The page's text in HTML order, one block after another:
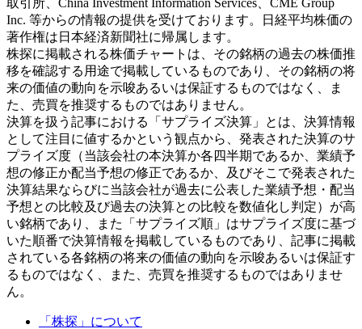
取引所、China Investment Information Services、CME Group
Inc. 等からの情報の提供を受けております。日経平均株価の
著作権は日本経済新聞社に帰属します。
株探に掲載される株価チャートは、その銘柄の過去の株価推
移を確認する用途で掲載しているものであり、その銘柄の将
来の価値の動向を示唆あるいは保証するものではなく、ま
た、売買を推奨するものではありません。
決算を扱う記事における「サプライズ決算」とは、決算情報
として注目に値するかという観点から、発表された決算のサ
プライズ度（当該会社の本決算か各四半期であるか、業績予
想の修正か配当予想の修正であるか、及びそこで発表された
決算結果ならびに当該会社が過去に公表した業績予想・配当
予想との比較及び過去の決算との比較を数値化し判定）が高
い銘柄であり、また「サプライズ順」はサプライズ度に基づ
いた順番で決算情報を掲載しているものであり、記事に掲載
されている各銘柄の将来の価値の動向を示唆あるいは保証す
るものではなく、また、売買を推奨するものではありませ
ん。
「株探」について